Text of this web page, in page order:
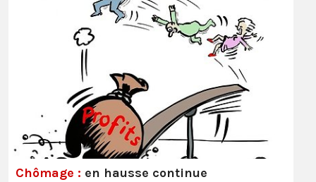
Chômage : en hausse continue